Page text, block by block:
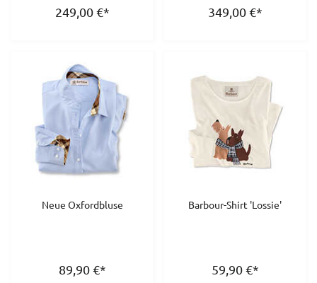
249,00€* 349,00€*
Neue Oxfordbluse
89,90€*
Barbour-Shirt 'Lossie'
59,90€*